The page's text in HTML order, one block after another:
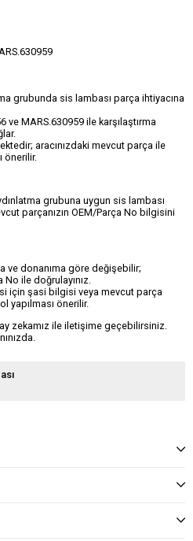
grubunda sis lambası parça ihtiyacına
ve MARS.630959 ile karşılaştırma
aracınızdaki mevcut parça ile
önerilir.
grubuna uygun sis lambası
parçanızın OEM/Parça No bilgisini
ve donanıma göre değişebilir;
ile doğrulayınız.
için şasi bilgisi veya mevcut parça
yapılması önerilir.
zekamız ile iletişime geçebilirsiniz.